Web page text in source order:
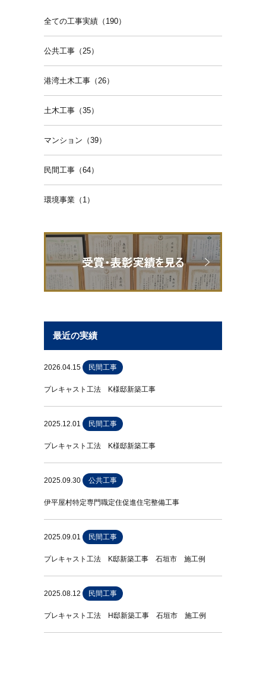
全ての工事実績（190）
公共工事（25）
港湾土木工事（26）
土木工事（35）
マンション（39）
民間工事（64）
環境事業（1）
最近の実績
2026.04.15 民間工事
プレキャスト工法 K様邸新築工事
2025.12.01 民間工事
プレキャスト工法 K様邸新築工事
2025.09.30 公共工事
伊平屋村特定専門職定住促進住宅整備工事
2025.09.01 民間工事
プレキャスト工法 K邸新築工事 石垣市 施工例
2025.08.12 民間工事
プレキャスト工法 H邸新築工事 石垣市 施工例